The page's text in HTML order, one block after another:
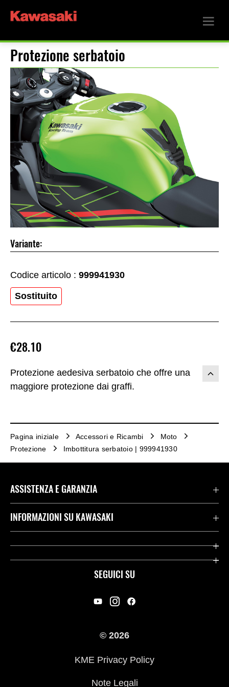
Protezione serbatoio
Protezione aedesiva serbatoio che offre una
maggiore protezione dai graffi.
€28.10
Variante:
Codice articolo : 999941930
Sostituito
Pagina iniziale Accessori e Ricambi
Moto
Protezione
Imbottitura serbatoio | 999941930
SEGUICI SU
ASSISTENZA E GARANZIA
Assistenza Stradale Kawasaki
Kawasaki Care
INFORMAZIONI SU KAWASAKI
Società
© 2026
KME Privacy Policy
Note Legali